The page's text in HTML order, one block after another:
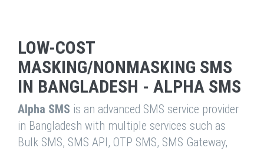
LOW-COST
MASKING/NONMASKING SMS
IN BANGLADESH - ALPHA SMS
Alpha SMS is an advanced SMS service provider
in Bangladesh with multiple services such as
Bulk SMS, SMS API, OTP SMS, SMS Gateway,